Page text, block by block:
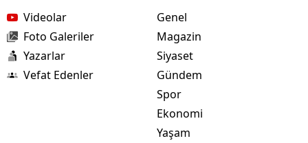
Videolar
Foto Galeriler
Yazarlar
Vefat Edenler
Genel
Magazin
Siyaset
Gündem
Spor
Ekonomi
Yaşam